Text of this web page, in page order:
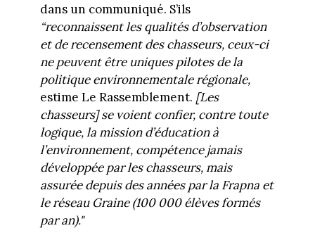
dans un communiqué. S’ils
“reconnaissent les qualités d’observation
et de recensement des chasseurs, ceux-ci
ne peuvent être uniques pilotes de la
politique environnementale régionale,
estime Le Rassemblement. [Les
chasseurs] se voient confier, contre toute
logique, la mission d’éducation à
l’environnement, compétence jamais
développée par les chasseurs, mais
assurée depuis des années par la Frapna et
le réseau Graine (100 000 élèves formés
par an)."